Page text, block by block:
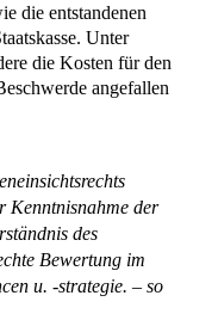
die entstandenen
Unter
die Kosten für den
angefallen
Kenntnisnahme der
des
Bewertung im
u. -strategie. – so